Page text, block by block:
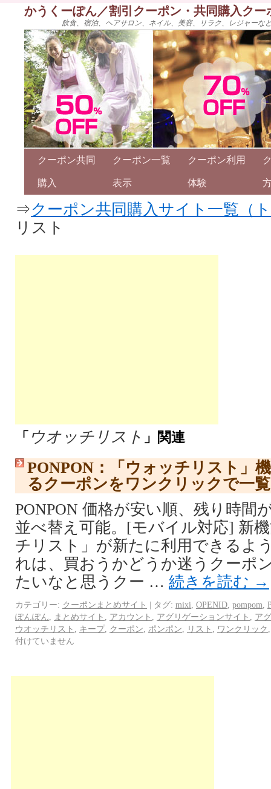
かうくーぽん／割引クーポン・共同購入ク
飲食、宿泊、ヘアサロン、ネイル、美容、リラク、レジャー
クーポン共同
購入
クーポン一覧
表示
クーポン利用
体験
⇒クーポン共同購入サイト一覧（
リスト
「 ウオッチリスト 」関連
PONPON：「ウォッチリスト」
るクーポンをワンクリックで一
PONPON 価格が安い順、残り時間
並べ替え可能。[モバイル対応] 新
チリスト」が新たに利用できるよ
れは、買おうかどうか迷うクーポ
たいなと思うクー … 続きを読む →
カテゴリー: クーポンまとめサイト | タグ: mixi OPENID pompom
ぽんぽん
まとめサイト アカウント アグリゲーションサイト
ア
ウオッチリスト
キープ, クーポン ポンポン リスト ワンクリック
付けていません